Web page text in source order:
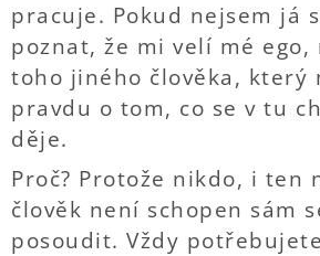
pracuje. Pokud nejsem já
poznat, že mi velí mé ego,
toho jiného člověka, který
pravdu o tom, co se v tu
děje.
Proč? Protože nikdo, i ten
člověk není schopen sám
posoudit. Vždy